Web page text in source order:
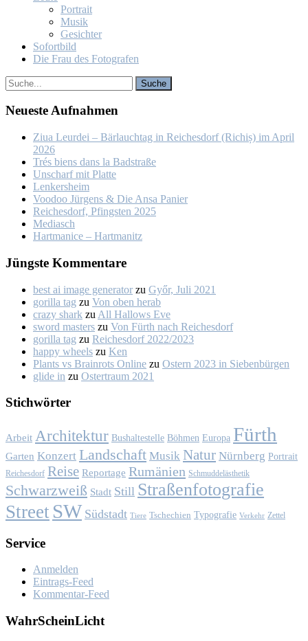
Por­trait
Mu­sik
Ge­sich­ter
So­fort­bild
Die Frau des Fo­to­gra­fen
Neu­es­te Auf­nah­men
Ziua Leur­dei – Bär­lauch­tag in Rei­ches­dorf (Ri­chiș) im April
2026
Trés biens dans la Bad­stra­ße
Un­scharf mit Plat­te
Len­kers­heim
Voo­doo Jür­gens & Die An­sa Pa­nier
Rei­ches­dorf, Pfings­ten 2025
Me­dia­sch
Hart­ma­nice – Hart­ma­nitz
Jüngs­te Kom­men­ta­re
best ai image generator zu Győr, Ju­li 2021
gorilla tag zu Von oben her­ab
crazy shark zu All Hal­lows Eve
sword masters zu Von Fürth nach Rei­ches­dorf
gorilla tag zu Rei­ches­dorf 2022/2023
happy wheels zu Ken
Plants vs Brainrots Online zu Os­tern 2023 in Sie­ben­bür­gen
glide in zu Os­ter­traum 2021
Stich­wör­ter
Arbeit Architektur Bushaltestelle Böhmen Europa Fürth
Garten Konzert Landschaft Musik Natur Nürnberg Portrait
Reichesdorf Reise Reportage Rumänien Schmuddelästhetik
Schwarzweiß Stadt Still Straßenfotografie
Street SW Südstadt Tiere Tschechien Typografie Verkehr Zettel
Ser­vice
Anmelden
Eintrags-Feed
Kommentar-Feed
Wahr­Schein­Licht